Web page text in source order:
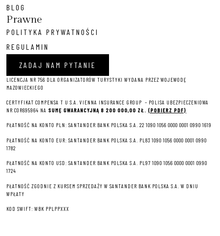
BLOG
Prawne
POLITYKA PRYWATNOŚCI
REGULAMIN
ZADAJ NAM PYTANIE
LICENCJA NR 756 DLA ORGANIZATORÓW TURYSTYKI WYDANA PRZEZ WOJEWODĘ
MAZOWIECKIEGO
CERTYFIKAT COMPENSA T U S.A. VIENNA INSURANCE GROUP – POLISA UBEZPIECZENIOWA
NR COR695964 NA SUMĘ GWARANCYJNĄ 8 200 000,00 ZŁ. (POBIERZ PDF)
PŁATNOŚĆ NA KONTO PLN: SANTANDER BANK POLSKA S.A. 22 1090 1056 0000 0001 0990 1619
PŁATNOŚĆ NA KONTO EUR: SANTANDER BANK POLSKA S.A. PL83 1090 1056 0000 0001 0990
1782
PŁATNOŚĆ NA KONTO USD: SANTANDER BANK POLSKA S.A. PL97 1090 1056 0000 0001 0990
1724
PŁATNOŚĆ ZGODNIE Z KURSEM SPRZEDAŻY W SANTANDER BANK POLSKA S.A. W DNIU
WPŁATY
KOD SWIFT: WBK PPLPPXXX